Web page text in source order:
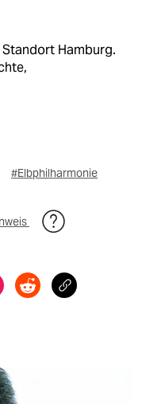
Hamburg.
#Elbphilharmonie